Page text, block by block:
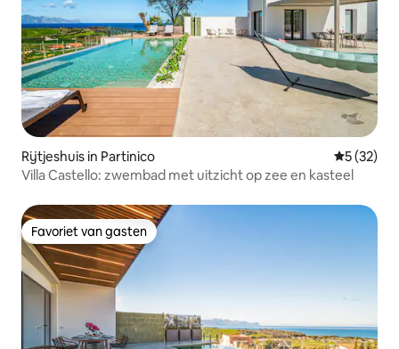
Rijtjeshuis in Partinico
5 (32)
Villa Castello: zwembad met uitzicht op zee en kasteel
Favoriet van gasten
Favoriet van gasten